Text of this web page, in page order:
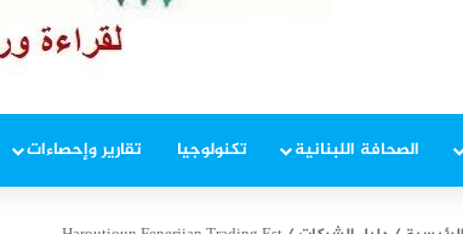
الصحافة اللبنانية تكنولوجيا تقارير وإحصاءات